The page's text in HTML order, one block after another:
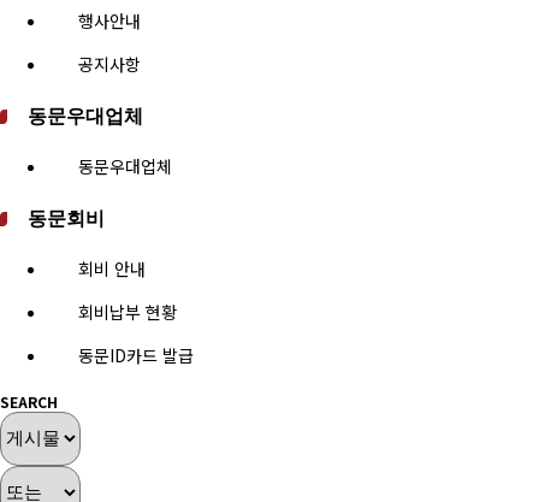
행사안내
공지사항
동문우대업체
동문우대업체
동문회비
회비 안내
회비납부 현황
동문ID카드 발급
SEARCH